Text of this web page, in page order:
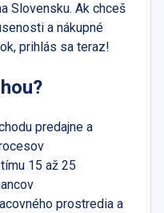
Slovensku. Ak chceš
a nákupné
prihlás sa teraz!
predajne a
15 až 25
prostredia a